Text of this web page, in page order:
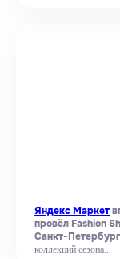
Яндекс Маркет
провёл Fashion
Санкт-
коллекций сезона...